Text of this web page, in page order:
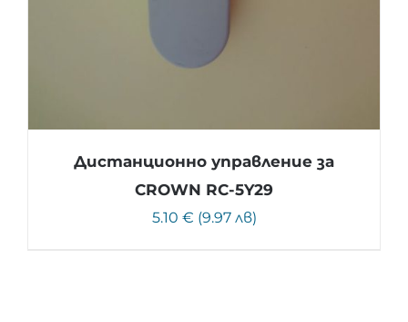
Дистанционно управление за
CROWN RC-5Y29
5.10 € (9.97 лв)